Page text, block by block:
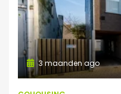
3 maanden ago